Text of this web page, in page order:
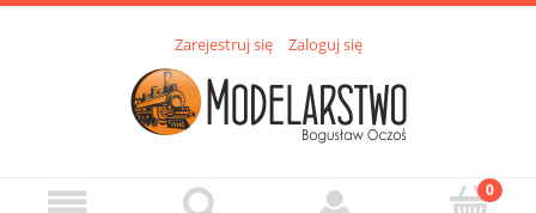
Zarejestruj się Zaloguj się